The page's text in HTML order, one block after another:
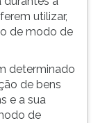
utilizar,
de modo de
determinado
de bens
e a sua
de